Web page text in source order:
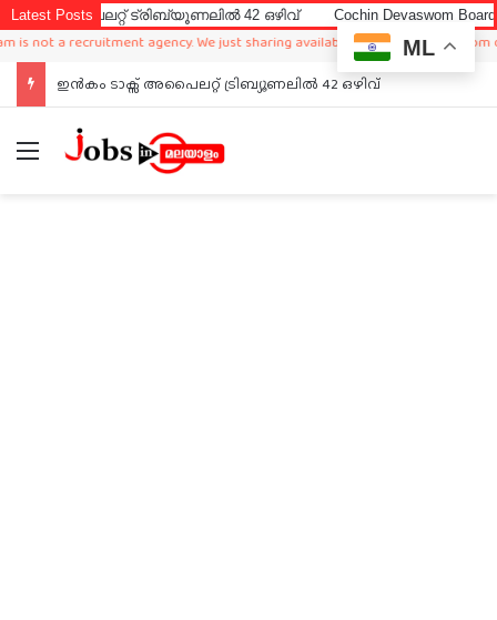
Latest Postsട്രിബ്യൂണലിൽ 42 ഒഴിവ് Cochin Devaswom Board LD Clerk
a recruitment agency. We just sharing available job in worldwide from
Cochin Devaswom Board LD Clerk Exam Answer Key 2026
Menu
ML